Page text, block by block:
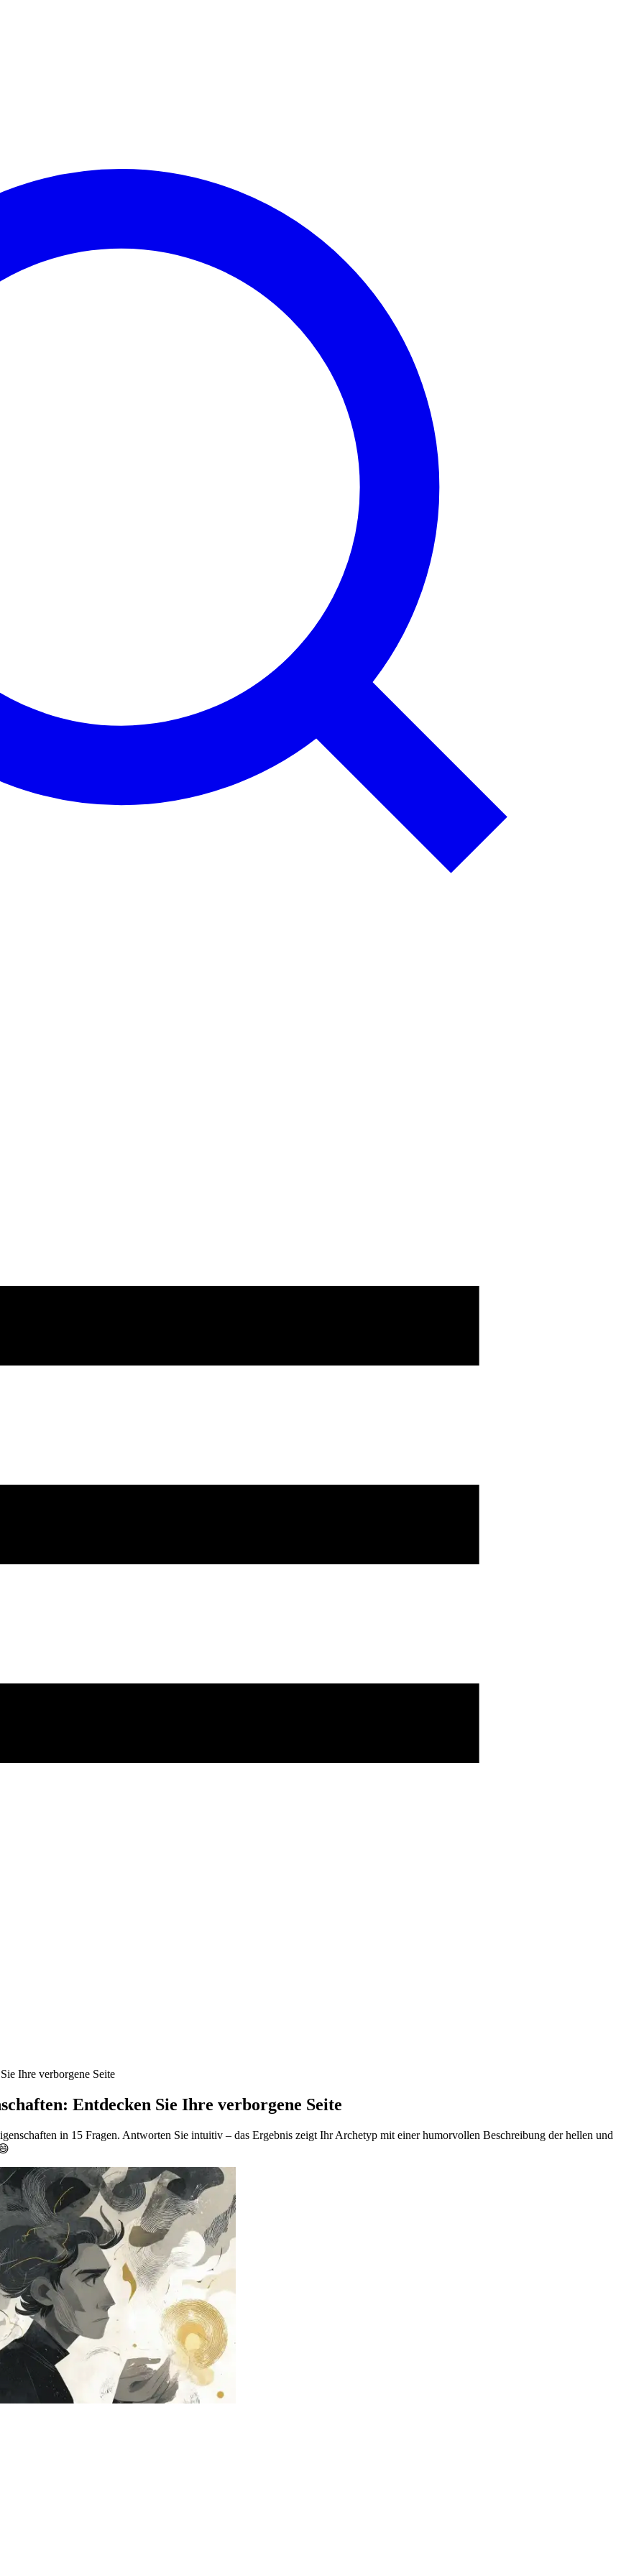
Ihre verborgene Seite
Entdecken Sie Ihre verborgene Seite
in 15 Fragen. Antworten Sie intuitiv – das Ergebnis zeigt Ihr Archetyp mit einer humorvollen Beschreibung der hellen und